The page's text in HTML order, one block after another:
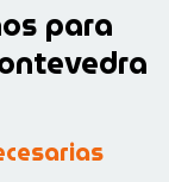
para